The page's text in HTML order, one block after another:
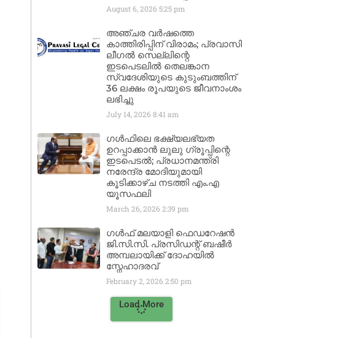
August 6, 2026 5:25 pm
അഞ്ചര വർഷത്തെ
കാത്തിരിപ്പിന് വിരാമം; പ്രവാസി
ലീഗൽ സെല്ലിന്റെ
ഇടപെടലിൽ തെലങ്കാന
സ്വദേശിയുടെ കുടുംബത്തിന്
36 ലക്ഷം രൂപയുടെ ജീവനാംശം
ലഭിച്ചു
July 14, 2026 8:41 am
ഗൾഫിലെ ഭക്ഷ്യലഭ്യത
ഉറപ്പാക്കാൻ ലുലു ഗ്രൂപ്പിന്റെ
ഇടപെടൽ; പ്രധാനമന്ത്രി
നരേന്ദ്ര മോദിയുമായി
കൂടിക്കാഴ്ച നടത്തി എം.എ
യൂസഫലി
March 26, 2026 2:39 pm
ഗൾഫ് മലയാളി ഫെഡറേഷൻ
ജി.സി.സി. പ്രസിഡന്റ് ബഷീർ
അമ്പലായിക്ക് ദോഹയിൽ
സ്നേഹാദരവ്
February 2, 2026 2:50 pm
Load More